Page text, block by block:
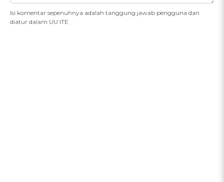
Isi komentar sepenuhnya adalah tanggung jawab pengguna dan
diatur dalam UU ITE